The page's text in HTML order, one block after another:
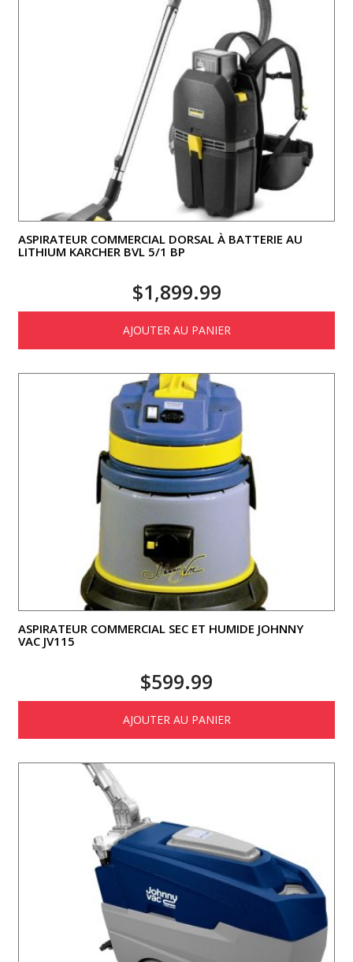
ASPIRATEUR COMMERCIAL DORSAL À BATTERIE AU
LITHIUM KARCHER BVL 5/1 BP
$1,899.99
AJOUTER AU PANIER
ASPIRATEUR COMMERCIAL SEC ET HUMIDE JOHNNY
VAC JV115
$599.99
AJOUTER AU PANIER